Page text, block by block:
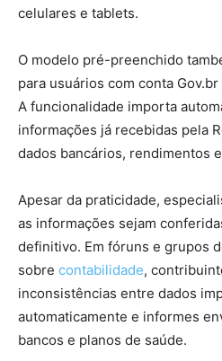
celulares e tablets.
O modelo pré-preenchido
para usuários com conta
A funcionalidade importa
informações já recebidas pela
dados bancários, rendimentos
Apesar da praticidade,
as informações sejam
definitivo. Em fóruns e grupos
sobre contabilidade,
inconsistências entre dados
automaticamente e informes
bancos e planos de saúde.